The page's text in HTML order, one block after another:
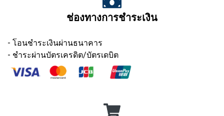
ช่องทางการชำระเงิน
- โอนชำระเงินผ่านธนาคาร
- ชำระผ่านบัตรเครดิต/บัตรเดบิต